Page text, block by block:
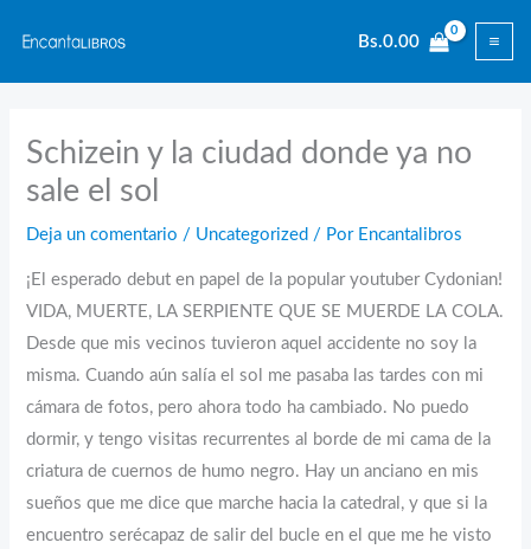
contenido
Bs.0.00
Schizein y la ciudad donde ya no
sale el sol
Deja un comentario / Uncategorized / Por Encantalibros
¡El esperado debut en papel de la popular youtuber Cydonian!
VIDA, MUERTE, LA SERPIENTE QUE SE MUERDE LA COLA.
Desde que mis vecinos tuvieron aquel accidente no soy la
misma. Cuando aún salía el sol me pasaba las tardes con mi
cámara de fotos, pero ahora todo ha cambiado. No puedo
dormir, y tengo visitas recurrentes al borde de mi cama de la
criatura de cuernos de humo negro. Hay un anciano en mis
sueños que me dice que marche hacia la catedral, y que si la
encuentro serécapaz de salir del bucle en el que me he visto